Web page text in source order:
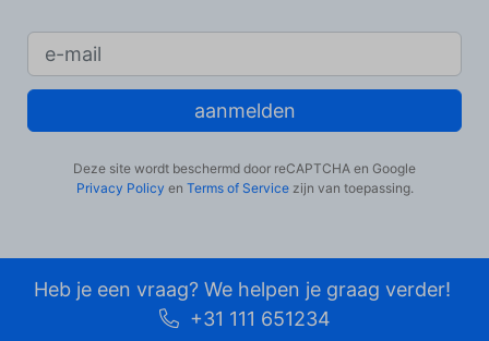
aanmelden
Deze site wordt beschermd door reCAPTCHA en Google
Privacy Policy en Terms of Servicezijn van toepassing.
Heb je een vraag? We helpen je graag verder!
+31 111 651234